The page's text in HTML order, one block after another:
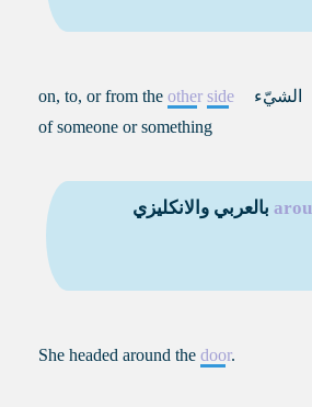
الشيّء
on, to, or from the other side
of someone or something
بالعربي والانكليزي
She headed around the door.